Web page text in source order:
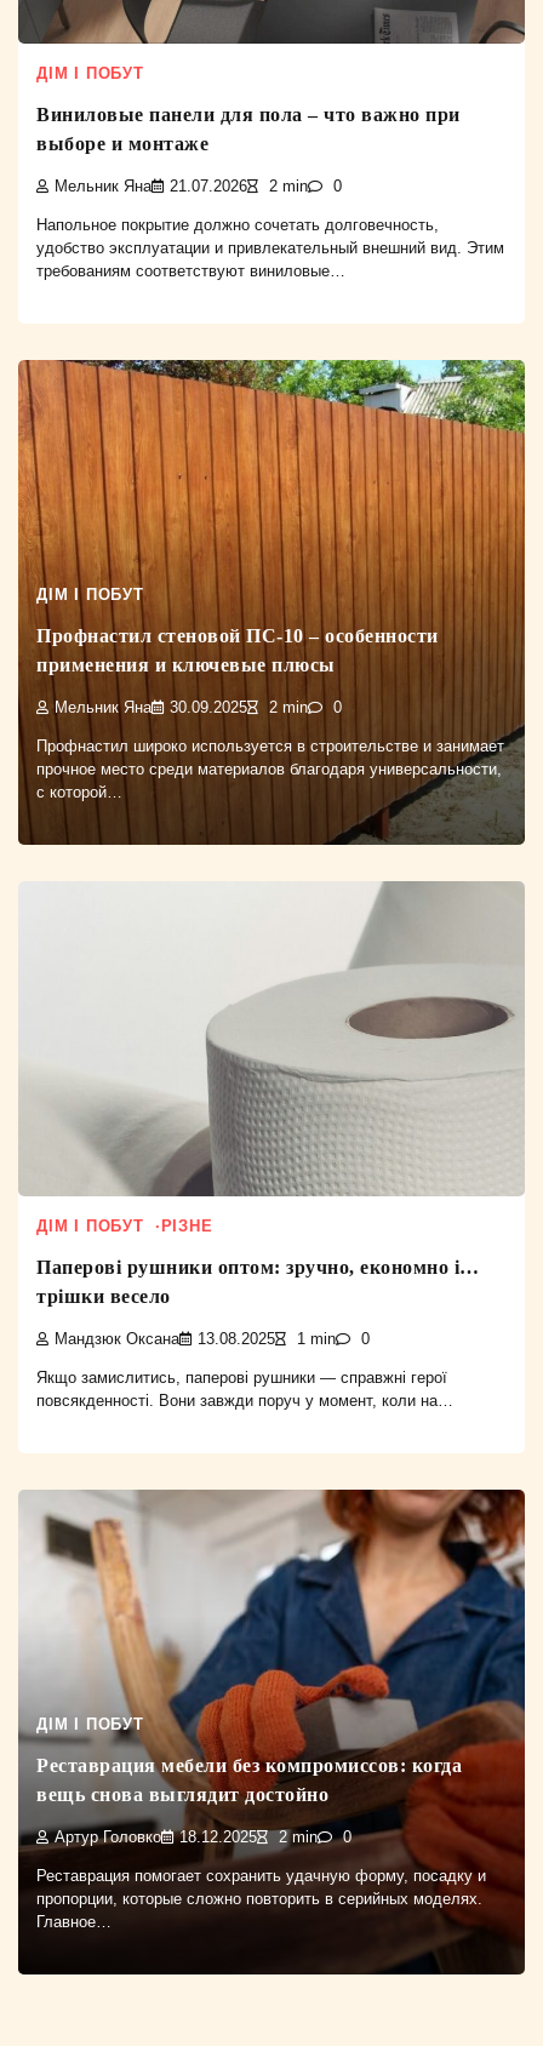
ДІМ І ПОБУТ
Виниловые панели для пола – что важно при
выборе и монтаже
Мельник Яна 21.07.2026 2 min 0
Напольное покрытие должно сочетать долговечность,
удобство эксплуатации и привлекательный внешний вид. Этим
требованиям соответствуют виниловые…
ДІМ І ПОБУТ
Профнастил стеновой ПС-10 – особенности
применения и ключевые плюсы
Мельник Яна 30.09.2025 2 min 0
Профнастил широко используется в строительстве и занимает
прочное место среди материалов благодаря универсальности,
с которой…
ДІМ І ПОБУТ РІЗНЕ
Паперові рушники оптом: зручно, економно і…
трішки весело
Мандзюк Оксана 13.08.2025 1 min 0
Якщо замислитись, паперові рушники — справжні герої
повсякденності. Вони завжди поруч у момент, коли на…
ДІМ І ПОБУТ
Реставрация мебели без компромиссов: когда
вещь снова выглядит достойно
Артур Головко 18.12.2025 2 min 0
Реставрация помогает сохранить удачную форму, посадку и
пропорции, которые сложно повторить в серийных моделях.
Главное…